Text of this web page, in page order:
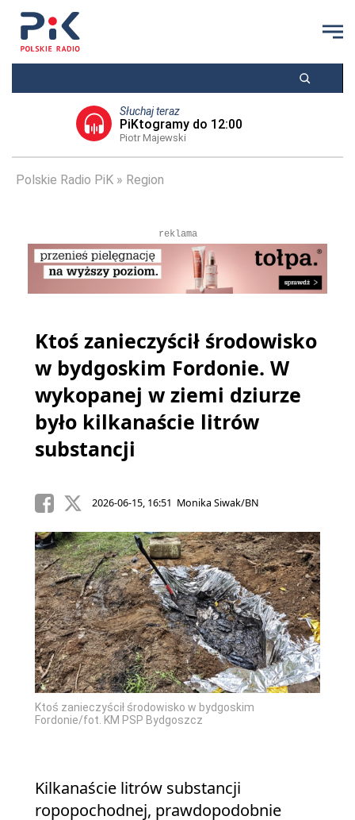
Słuchaj teraz
PiKtogramy do 12:00
Piotr Majewski
Polskie Radio PiK Region
reklama
Ktoś zanieczyścił środowisko
w bydgoskim Fordonie. W
wykopanej w ziemi dziurze
było kilkanaście litrów
substancji
2026-06-15, 16:51 Monika Siwak/BN
Ktoś zanieczyścił środowisko w bydgoskim
Fordonie/fot. KM PSP Bydgoszcz
Kilkanaście litrów substancji
ropopochodnej, prawdopodobnie